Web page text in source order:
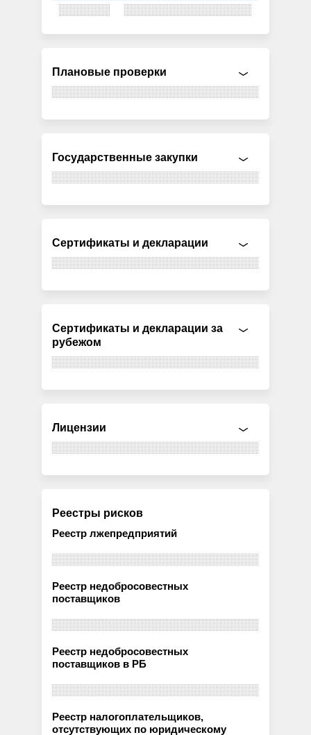
Плановые проверки
Государственные закупки
Сертификаты и декларации
Сертификаты и декларации за
рубежом
Лицензии
Реестры рисков
Реестр лжепредприятий
Реестр недобросовестных
поставщиков
Реестр недобросовестных
поставщиков в РБ
Реестр налогоплательщиков,
отсутствующих по юридическому